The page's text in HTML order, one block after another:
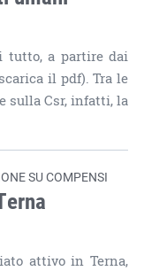
a partire dai
il pdf). Tra le
sulla Csr, infatti, la
SU COMPENSI
attivo in Terna,